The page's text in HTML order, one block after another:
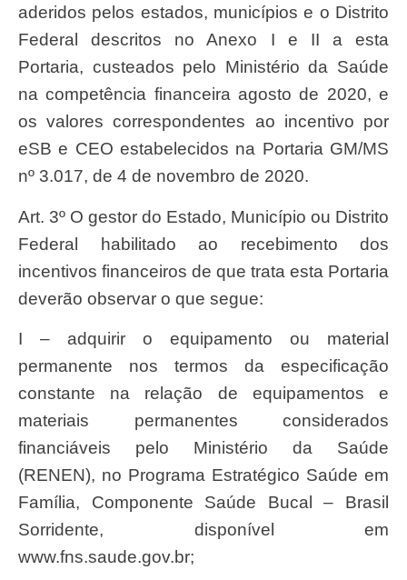
aderidos pelos estados, municípios e o Distrito
Federal descritos no Anexo I e II a esta
Portaria, custeados pelo Ministério da Saúde
na competência financeira agosto de 2020, e
os valores correspondentes ao incentivo por
eSB e CEO estabelecidos na Portaria GM/MS
nº 3.017, de 4 de novembro de 2020.
Art. 3º O gestor do Estado, Município ou Distrito
Federal habilitado ao recebimento dos
incentivos financeiros de que trata esta Portaria
deverão observar o que segue:
I – adquirir o equipamento ou material
permanente nos termos da especificação
constante na relação de equipamentos e
materiais permanentes considerados
financiáveis pelo Ministério da Saúde
(RENEN), no Programa Estratégico Saúde em
Família, Componente Saúde Bucal – Brasil
Sorridente, disponível em
www.fns.saude.gov.br;